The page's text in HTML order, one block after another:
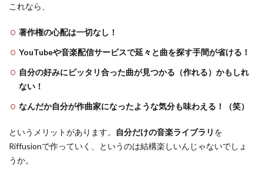
これなら、
著作権の心配は一切なし！
YouTubeや音楽配信サービスで延々と曲を探す手間が省ける！
自分の好みにピッタリ合った曲が見つかる（作れる）かもしれ
ない！
なんだか自分が作曲家になったような気分も味わえる！（笑）
というメリットがあります。 自分だけの音楽ライブラリ を
Riffusionで作っていく、というのは結構楽しいんじゃないでしょ
うか。